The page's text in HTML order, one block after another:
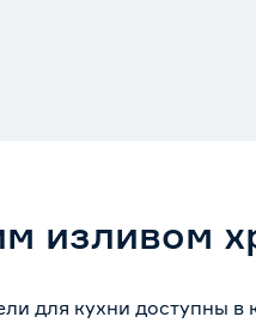
изливом
для кухни доступны в